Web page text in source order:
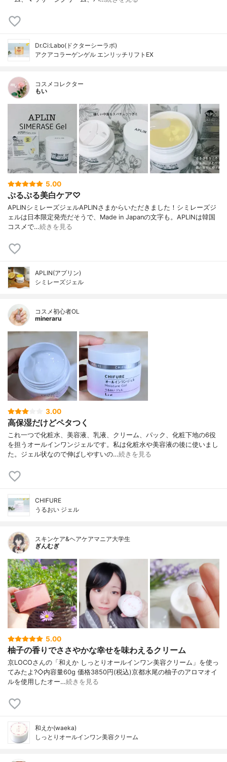
Dr.Ci:Labo(ドクターシーラボ)
アクアコラーゲンゲル エンリッチリフトEX
コスメコレクター
もい
5.00
ぷるぷる美白ケア♡
APLINシミレーズジェルAPLINさまからいただきました！シミレーズジ
ェルは日本限定発売だそうで、Made in Japanの文字も。APLINは韓国
コスメで…続きを見る
APLIN(アプリン)
シミレーズジェル
コスメ初心者OL
mineraru
3.00
高保湿だけどペタつく
これ一つで化粧水、美容液、乳液、クリーム、パック、化粧下地の6役
を担うオールインワンジェルです。私は化粧水や美容液の後に使いまし
た。ジェル状なので伸ばしやすいの…続きを見る
CHIFURE
うるおい ジェル
スキンケア&ヘアケアマニア大学生
ぎんむぎ
5.00
柚子の香りでささやかな幸せを味わえるクリーム
京LOCOさんの「和えか しっとりオールインワン美容クリーム」を使っ
てみたよ?◇内容量60g 価格3850円(税込)京都水尾の柚子のアロマオイ
ルを使用したオー…続きを見る
和えか(waeka)
しっとりオールインワン美容クリーム